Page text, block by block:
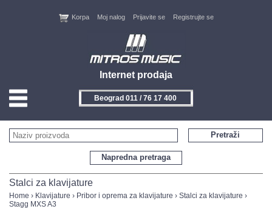
Internet prodaja
Korpa Moj nalog Prijavite se Registrujte se
Beograd 011 / 76 17 400
HOME
KONTAKT
Napredna pretraga
Pretraži
Stalci za klavijature
Home › Klavijature › Pribor i oprema za klavijature › Stalci za klavijature ›
Stagg MXS A3